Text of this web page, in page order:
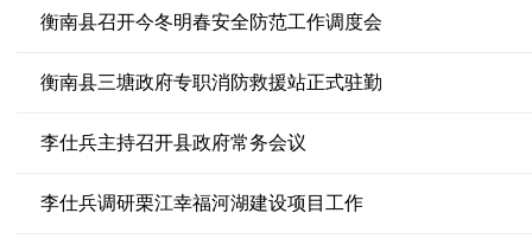
衡南县召开今冬明春安全防范工作调度会
衡南县三塘政府专职消防救援站正式驻勤
李仕兵主持召开县政府常务会议
李仕兵调研栗江幸福河湖建设项目工作